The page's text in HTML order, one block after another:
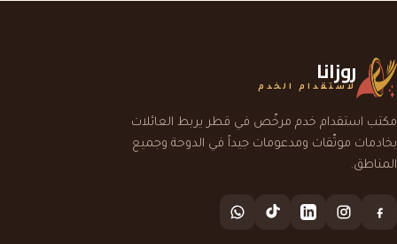
روزانا
لاستقدام الخدم
مكتب استقدام خدم مرخّص في قطر يربط العائلات
بخادمات موثّقات ومدعومات جيداً في الدوحة وجميع
المناطق.